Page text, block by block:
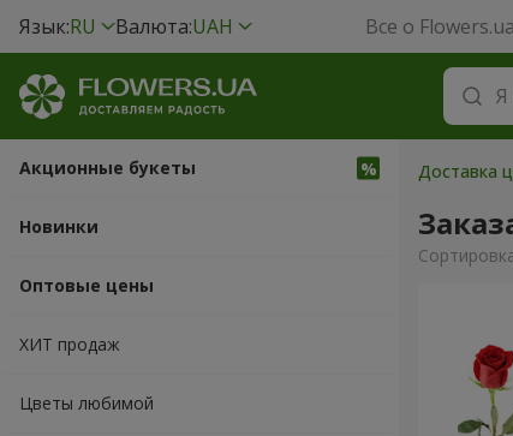
Язык:RU Валюта:UAH Все о Flowers.ua
Акционные букеты
Новинки
Оптовые цены
ХИТ продаж
Цветы любимой
Доставка